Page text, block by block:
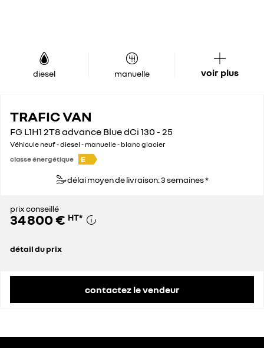
diesel manuelle voir plus
TRAFIC VAN
FG L1H1 2T8 advance Blue dCi 130 - 25
Véhicule neuf - diesel - manuelle - blanc glacier
classe énergétique
E
délai moyen de livraison: 3 semaines *
prix conseillé
34 800 € HT*
détail du prix
contactez le vendeur